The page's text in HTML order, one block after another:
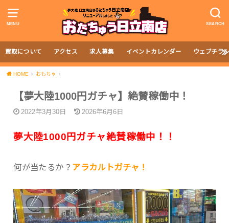
MENU SEARCH
買取について アクセス 求人募集 イベントカレンダー ウェブチラ
HOME おもちゃ
【夢大陸1000円ガチャ】絶賛稼働中！
2022年3月30日 2026年6月6日
夢大陸1000円ガチャ絶賛稼働中！！
何が当たるか？ アラカルトガチャ！